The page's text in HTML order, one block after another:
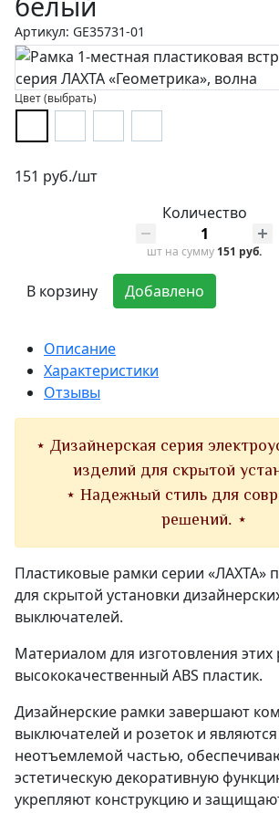
Артикул: GE35731-01
Цвет (выбрать)
151 руб./шт
Количество
шт на сумму 151 руб.
В корзину Добавлено
Описание
Характеристики
Отзывы
⋆ Дизайнерская серия
изделий для скрытой
⋆ Надежный стиль для
решений. ⋆
Пластиковые рамки серии «ЛАХТА»
для скрытой установки
выключателей.
Материалом для изготовления этих
высококачественный ABS пластик.
Дизайнерские рамки завершают
выключателей и розеток и
неотъемлемой частью,
эстетическую декоративную
укрепляют конструкцию и